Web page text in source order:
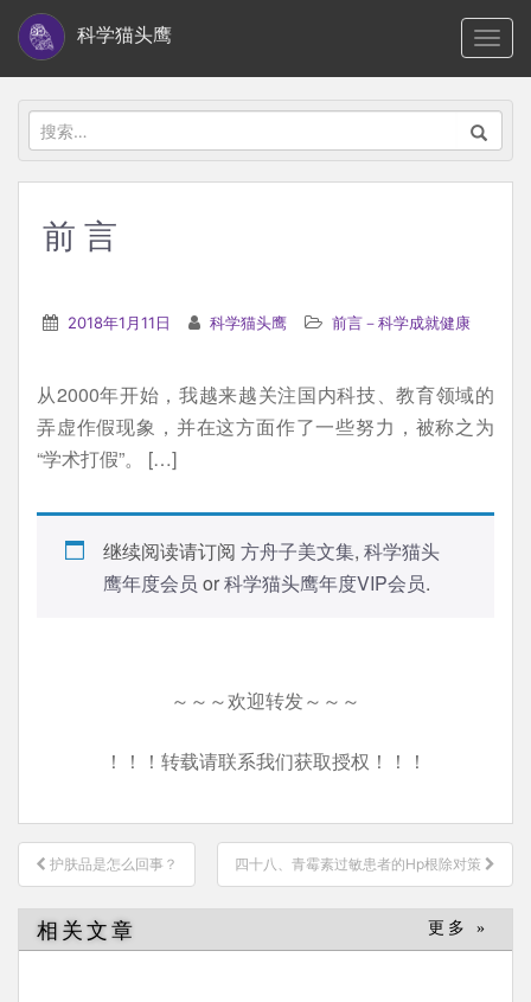
i
科学猫头鹰
搜
索：
前 言
2018年1月11日 科学猫头鹰 前言－科学成就健康
从2000年开始，我越来越关注国内科技、教育领域的
弄虚作假现象，并在这方面作了一些努力，被称之为
“学术打假”。 […]
继续阅读请订阅 方舟子美文集, 科学猫头
鹰年度会员 or科学猫头鹰年度VIP会员.
～～～欢迎转发～～～
！！！转载请联系我们获取授权！！！
文
章
导
航
护肤品是怎么回事？ 四十八、青霉素过敏患者的Hp根除对策
相关文章 更多 »